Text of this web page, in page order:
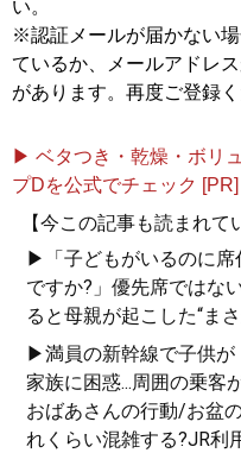
い。
※認証メールが届かない
ているか、メールアドレ
があります。再度ご登録く
▶ ベタつき・乾燥・ボリ
プDを公式でチェック [PR]
【今この記事も読まれて
▶「子どもがいるのに席
ですか?」優先席ではな
ると母親が起こした“ま
▶満員の新幹線で子供
家族に困惑...周囲の乗客
おばあさんの行動/お盆
れくらい混雑する?JR利